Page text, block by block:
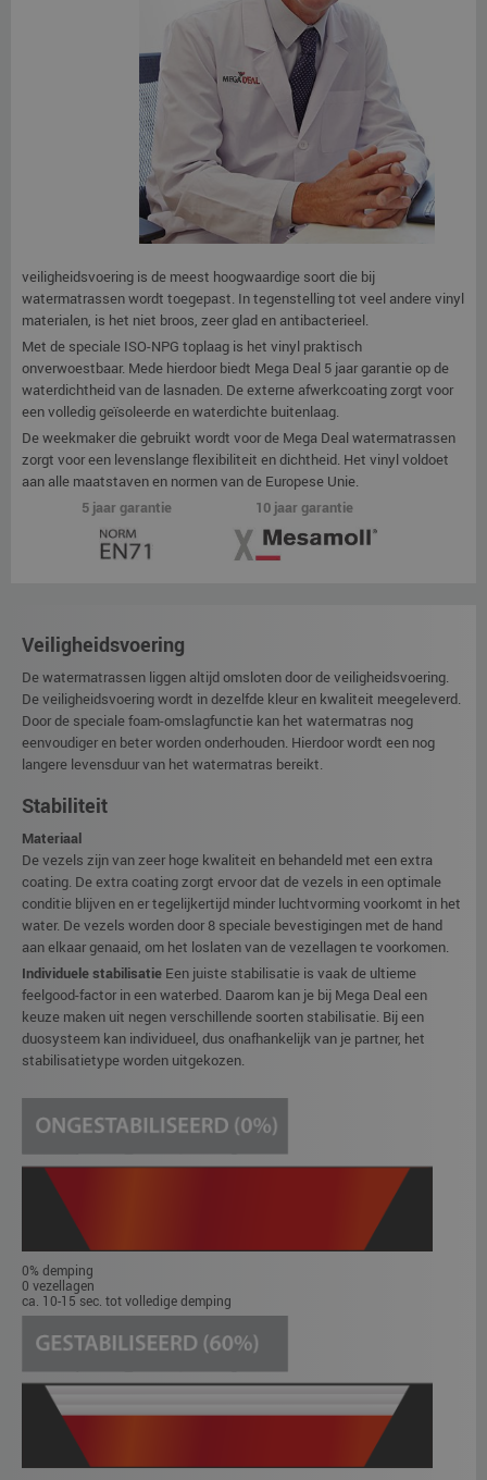
veiligheidsvoering is de meest hoogwaardige soort die bij
watermatrassen wordt toegepast. In tegenstelling tot veel andere vinyl
materialen, is het niet broos, zeer glad en antibacterieel.
Met de speciale ISO-NPG toplaag is het vinyl praktisch
onverwoestbaar. Mede hierdoor biedt Mega Deal 5 jaar garantie op de
waterdichtheid van de lasnaden. De externe afwerkcoating zorgt voor
een volledig geïsoleerde en waterdichte buitenlaag.
De weekmaker die gebruikt wordt voor de Mega Deal watermatrassen
zorgt voor een levenslange flexibiliteit en dichtheid. Het vinyl voldoet
aan alle maatstaven en normen van de Europese Unie.
5 jaar garantie
10 jaar garantie
Veiligheidsvoering
De watermatrassen liggen altijd omsloten door de veiligheidsvoering.
De veiligheidsvoering wordt in dezelfde kleur en kwaliteit meegeleverd.
Door de speciale foam-omslagfunctie kan het watermatras nog
eenvoudiger en beter worden onderhouden. Hierdoor wordt een nog
langere levensduur van het watermatras bereikt.
Stabiliteit
Materiaal
De vezels zijn van zeer hoge kwaliteit en behandeld met een extra
coating. De extra coating zorgt ervoor dat de vezels in een optimale
conditie blijven en er tegelijkertijd minder luchtvorming voorkomt in het
water. De vezels worden door 8 speciale bevestigingen met de hand
aan elkaar genaaid, om het loslaten van de vezellagen te voorkomen.
Individuele stabilisatie Een juiste stabilisatie is vaak de ultieme
feelgood-factor in een waterbed. Daarom kan je bij Mega Deal een
keuze maken uit negen verschillende soorten stabilisatie. Bij een
duosysteem kan individueel, dus onafhankelijk van je partner, het
stabilisatietype worden uitgekozen.
0% demping
0 vezellagen
ca. 10-15 sec. tot volledige demping